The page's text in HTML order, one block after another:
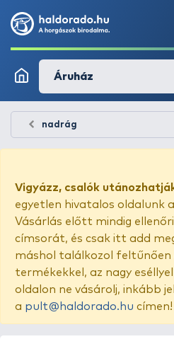
Áruház
nadrág
Vigyázz, csalók
egyetlen hivatalos oldalunk a
Vásárlás előtt mindig
címsorát, és csak itt add
máshol találkozol feltűnően
termékekkel, az nagy
oldalon ne vásárolj, inkább
a pult@haldorado.hu címen!